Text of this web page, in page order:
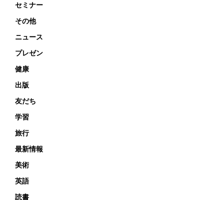
セミナー
その他
ニュース
プレゼン
健康
出版
友だち
学習
旅行
最新情報
美術
英語
読書